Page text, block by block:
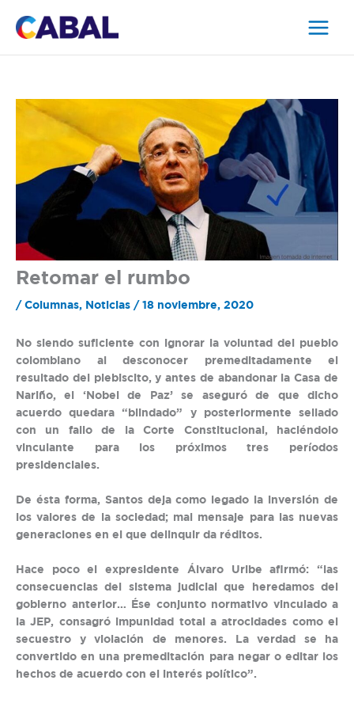
Retomar el rumbo
/ Columnas, Noticias / 18 noviembre, 2020
No siendo suficiente con ignorar la voluntad del pueblo
colombiano al desconocer premeditadamente el
resultado del plebiscito, y antes de abandonar la Casa de
Nariño, el ‘Nobel de Paz’ se aseguró de que dicho
acuerdo quedara “blindado” y posteriormente sellado
con un fallo de la Corte Constitucional, haciéndolo
vinculante para los próximos tres períodos
presidenciales.
De ésta forma, Santos deja como legado la inversión de
los valores de la sociedad; mal mensaje para las nuevas
generaciones en el que delinquir da réditos.
Hace poco el expresidente Álvaro Uribe afirmó: “las
consecuencias del sistema judicial que heredamos del
gobierno anterior… Ése conjunto normativo vinculado a
la JEP, consagró impunidad total a atrocidades como el
secuestro y violación de menores. La verdad se ha
convertido en una premeditación para negar o editar los
hechos de acuerdo con el interés político”.